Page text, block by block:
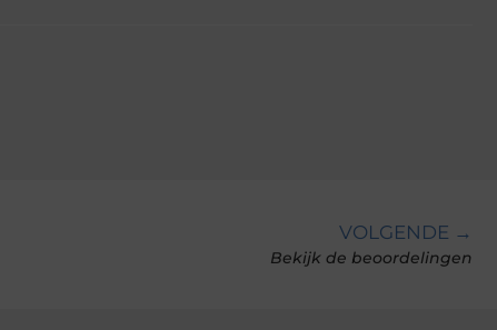
VOLGENDE →
Bekijk de beoordelingen